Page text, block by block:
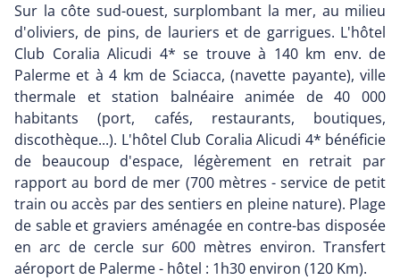
Sur la côte sud-ouest, surplombant la mer, au milieu
d'oliviers, de pins, de lauriers et de garrigues. L'hôtel
Club Coralia Alicudi 4* se trouve à 140 km env. de
Palerme et à 4 km de Sciacca, (navette payante), ville
thermale et station balnéaire animée de 40 000
habitants (port, cafés, restaurants, boutiques,
discothèque...). L'hôtel Club Coralia Alicudi 4* bénéficie
de beaucoup d'espace, légèrement en retrait par
rapport au bord de mer (700 mètres - service de petit
train ou accès par des sentiers en pleine nature). Plage
de sable et graviers aménagée en contre-bas disposée
en arc de cercle sur 600 mètres environ. Transfert
aéroport de Palerme - hôtel : 1h30 environ (120 Km).